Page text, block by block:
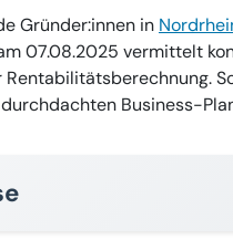
Gründer:innen in
07.08.2025 vermittelt
Business-